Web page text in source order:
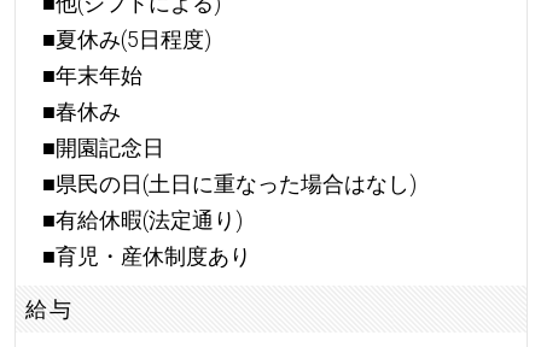
■夏休み(5日程度)
■年末年始
■春休み
■開園記念日
■県民の日(土日に重なった場合はなし)
■有給休暇(法定通り)
■育児・産休制度あり
給与